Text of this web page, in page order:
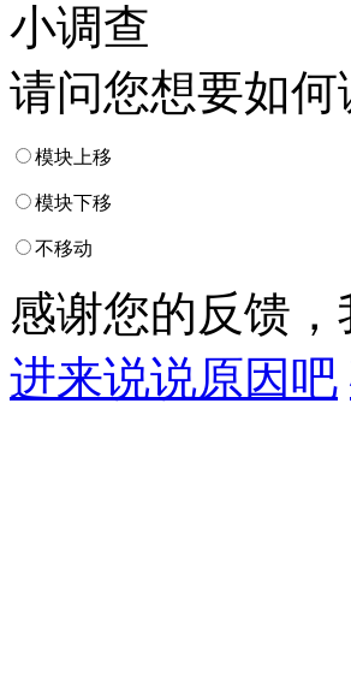
小调查
请问您想要如
模块上移
模块下移
不移动
感谢您的反馈
进来说说原因吧